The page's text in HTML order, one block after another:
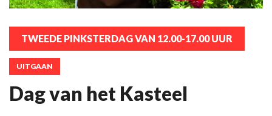
TWEEDE PINKSTERDAG VAN 12.00-17.00 UUR
UITGAAN
Dag van het Kasteel